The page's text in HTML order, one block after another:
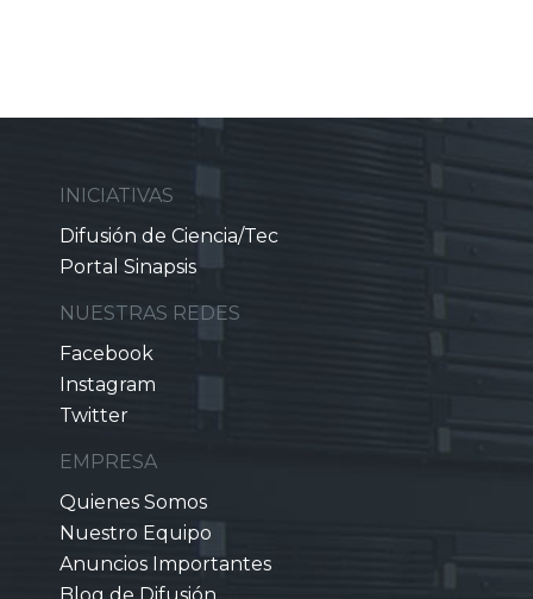
INICIATIVAS
Difusión de Ciencia/Tec
Portal Sinapsis
NUESTRAS REDES
Facebook
Instagram
Twitter
EMPRESA
Quienes Somos
Nuestro Equipo
Anuncios Importantes